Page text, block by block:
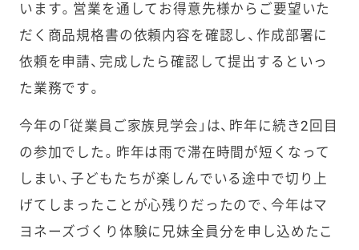
います。営業を通してお得意先様からご要望いた
だく商品規格書の依頼内容を確認し、作成部署に
依頼を申請、完成したら確認して提出するといっ
た業務です。
今年の「従業員ご家族見学会」は、昨年に続き2回目
の参加でした。昨年は雨で滞在時間が短くなって
しまい、子どもたちが楽しんでいる途中で切り上
げてしまったことが心残りだったので、今年はマ
ヨネーズづくり体験に兄妹全員分を申し込めたこ